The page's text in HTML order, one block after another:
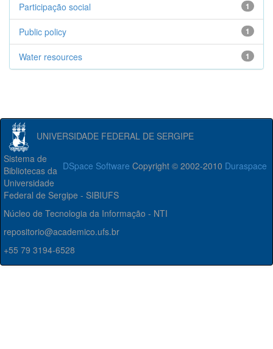
1
Participação social
1
Public policy
1
Water resources
UNIVERSIDADE FEDERAL DE SERGIPE
DSpace Software Copyright © 2002-2010 Duraspace
Sistema de
Bibliotecas da
Universidade
Federal de Sergipe - SIBIUFS
Núcleo de Tecnologia da Informação - NTI
repositorio@academico.ufs.br
+55 79 3194-6528